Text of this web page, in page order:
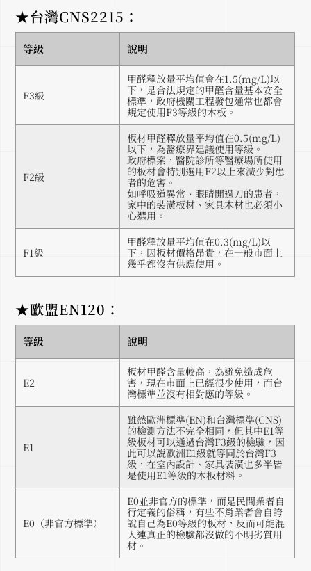
★台灣CNS2215：
等級 說明
F3級
甲醛釋放量平均值會在1.5(mg/L)以
下，是合法規定的甲醛含量基本安全
標準，政府機關工程發包通常也都會
規定使用F3等級的木板。
F2級
板材甲醛釋放量平均值在0.5(mg/L)
以下，為醫療界建議使用等級。
政府標案，醫院診所等醫療場所使用
的板材會特別選用F2以上來減少對患
者的危害。
如呼吸道異常、眼睛開過刀的患者，
家中的裝潢板材、家具木材也必須小
心選用。
F1級
甲醛釋放量平均值在0.3(mg/L)以
下，因板材價格昂貴，在一般市面上
幾乎都沒有供應使用。
★歐盟EN120：
等級 說明
E2
板材甲醛含量較高，為避免造成危
害，現在市面上已經很少使用，而台
灣標準並沒有相對應的等級。
E1
雖然歐洲標準(EN)和台灣標準(CNS)
的檢測方法不完全相同，但其中E1等
級板材可以通過台灣F3級的檢驗，因
此可以說歐洲E1級就等同於台灣F3
級，在室內設計、家具裝潢也多半皆
是使用E1等級的木板材料。
E0（非官方標準）
E0並非官方的標準，而是民間業者自
行定義的俗稱，有些不肖業者會自誇
說自己為E0等級的板材，反而可能混
入連真正的檢驗都沒做的不明劣質用
材。